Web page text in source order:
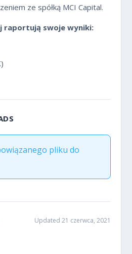
ze spółką MCI Capital.
raportują swoje wyniki:
pliku do
Updated 21 czerwca, 2021